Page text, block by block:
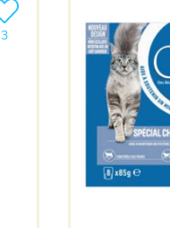
3
Ajouter le produit à ma liste